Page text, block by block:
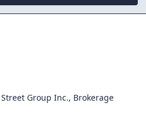
Group Inc., Brokerage